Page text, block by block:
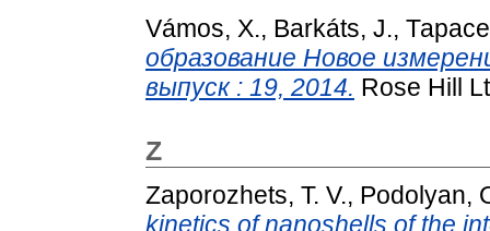
Vámos, X., Barkáts, J.,
образование Новое
выпуск : 19, 2014. Rose Hill
Z
Zaporozhets, T. V., Podolyan,
kinetics of nanoshells of the